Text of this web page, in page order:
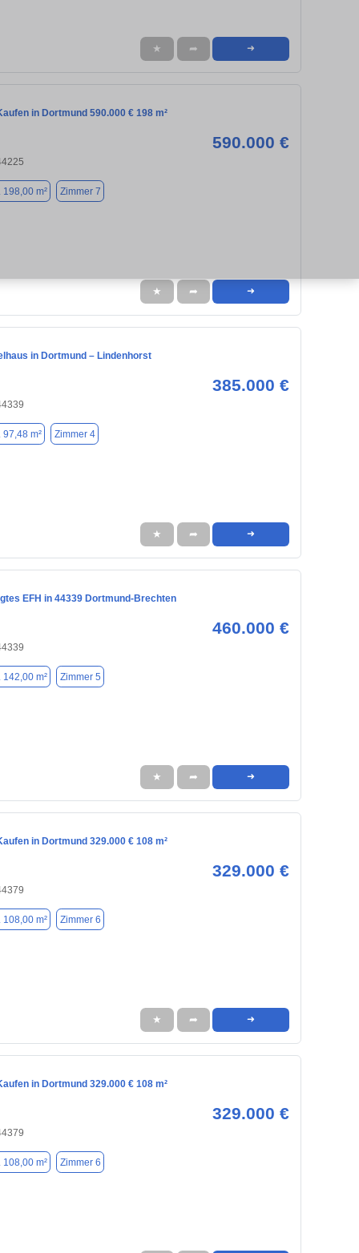
★ ➦ ➜
in Dortmund 590.000 € 198 m²
590.000 €
198,00 m² Zimmer 7
★ ➦ ➜
in Dortmund – Lindenhorst
385.000 €
97,48 m² Zimmer 4
★ ➦ ➜
EFH in 44339 Dortmund-Brechten
460.000 €
142,00 m² Zimmer 5
★ ➦ ➜
in Dortmund 329.000 € 108 m²
329.000 €
108,00 m² Zimmer 6
★ ➦ ➜
in Dortmund 329.000 € 108 m²
329.000 €
108,00 m² Zimmer 6